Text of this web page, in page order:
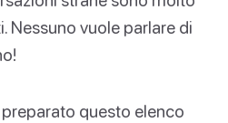
Nessuno vuole parlare di
questo elenco